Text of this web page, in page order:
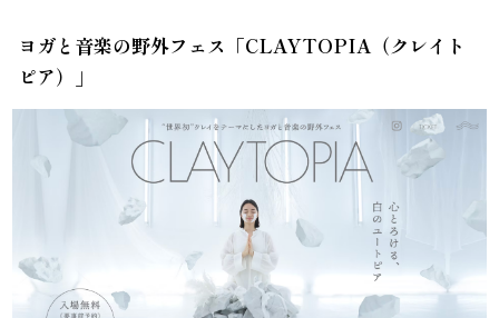
ヨガと音楽の野外フェス「CLAYTOPIA（クレイト
ピア）」